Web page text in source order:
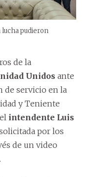
pudieron
de la
Unidos ante
de servicio en la
y Teniente
intendente Luis
por los
de un video